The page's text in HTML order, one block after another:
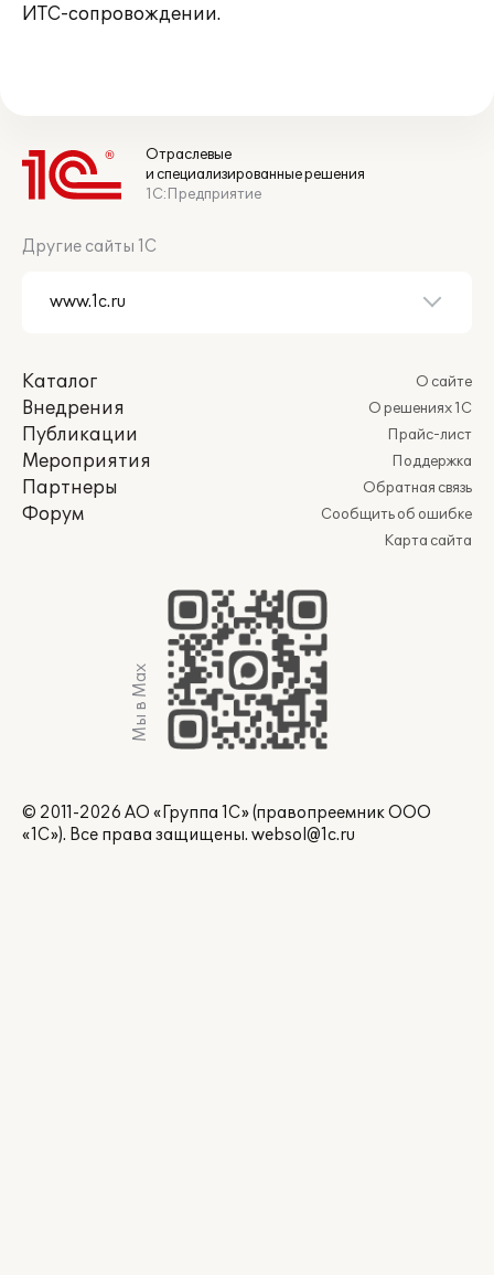
ИТС-сопровождении.
Отраслевые
и специализированные решения
1С:Предприятие
Другие сайты 1С
Каталог
Внедрения
Публикации
Мероприятия
Партнеры
Форум
О сайте
О решениях 1С
Прайс-лист
Поддержка
Обратная связь
Сообщить об ошибке
Карта сайта
Мы в Max
© 2011-2026 АО «Группа 1С» (правопреемник ООО
«1С»). Все права защищены. websol@1c.ru